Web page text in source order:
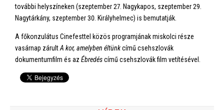
további helyszíneken (szeptember 27. Nagykapos, szeptember 29.
Nagytárkány, szeptember 30. Királyhelmec) is bemutatják.
A főkonzulátus Cinefesttel közös programjának miskolci része
vasárnap zárultA kor, amelyben éltünkcímű csehszlovák
dokumentumfilm és az Ébredéscímű csehszlovák film vetítésével.